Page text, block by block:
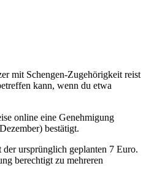
mit Schengen-Zugehörigkeit reist
kann, wenn du etwa
online eine Genehmigung
bestätigt.
ursprünglich geplanten 7 Euro.
berechtigt zu mehreren